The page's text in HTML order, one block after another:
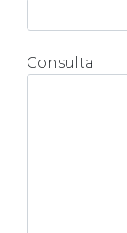
Consulta